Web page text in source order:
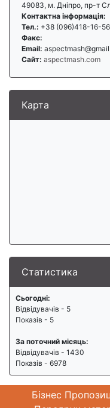
49083, м. Дніпро, пр-т
Контактна інформація:
Тел.: +38 (096)418-16-
Факс:
Email:
Сайт: aspectmash.com
Карта
Статистика
Сьогодні:
Відвідувачів - 5
Показів - 5
За поточний місяць:
Відвідувачів - 1430
Показів - 6978
Бізнес